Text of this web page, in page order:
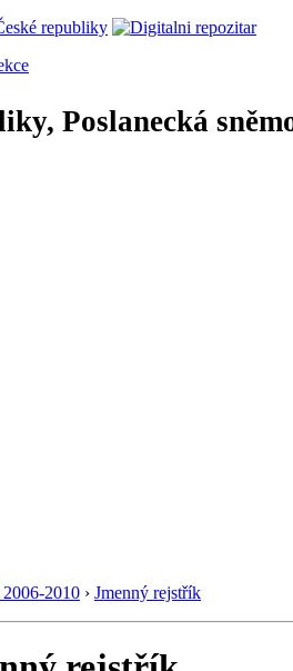
Poslanecká
2010 › Jmenný rejstřík